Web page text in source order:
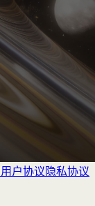
用户协议 隐私协议